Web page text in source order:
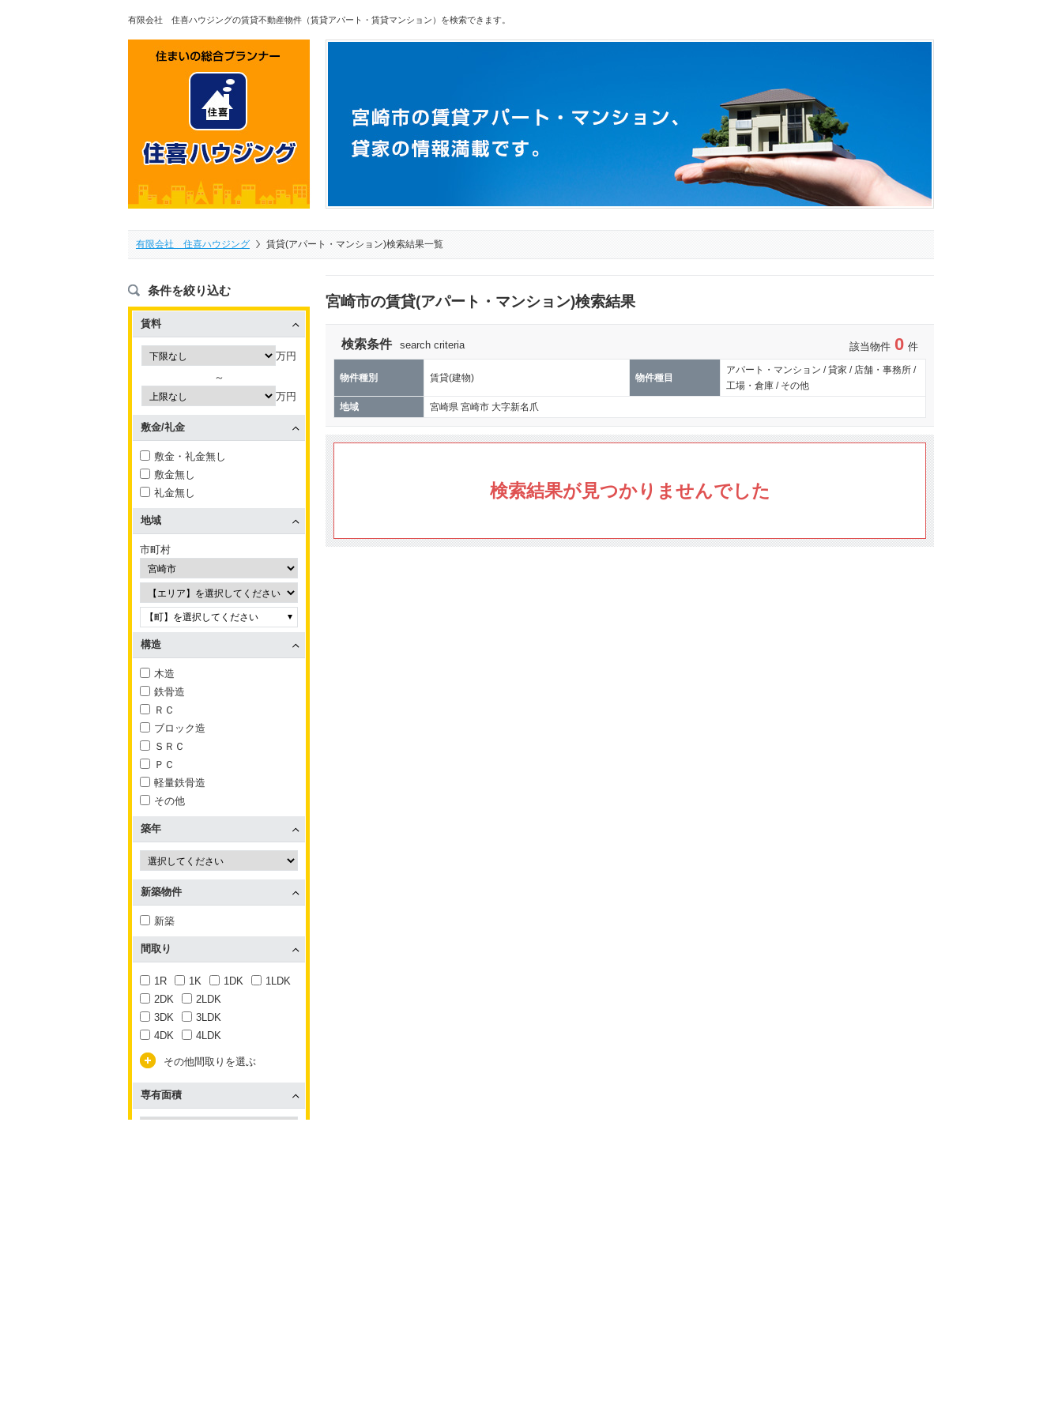
有限会社 住喜ハウジングの賃貸不動産物件（賃貸アパート・賃貸マンション）を検索できます。
有限会社 住喜ハウジング 賃貸(アパート・マンション)検索結果一覧
宮崎市の賃貸(アパート・マンション)検索結果
検索条件 search criteria 該当物件 0 件
物件種別 賃貸(建物) 物件種目
アパート・マンション / 貸家 / 店舗・事務所 /
工場・倉庫 / その他
地域 宮崎県 宮崎市 大字新名爪
検索結果が見つかりませんでした
条件を絞り込む
賃料
万円
～
万円
敷金/礼金
敷金・礼金無し
敷金無し
礼金無し
地域
市町村
【町】を選択してください
構造
木造
鉄骨造
ＲＣ
ブロック造
ＳＲＣ
ＰＣ
軽量鉄骨造
その他
築年
新築物件
新築
間取り
1R 1K 1DK
1LDK
2DK
2LDK
3DK
3LDK
4DK
4LDK
その他間取りを選ぶ
専有面積